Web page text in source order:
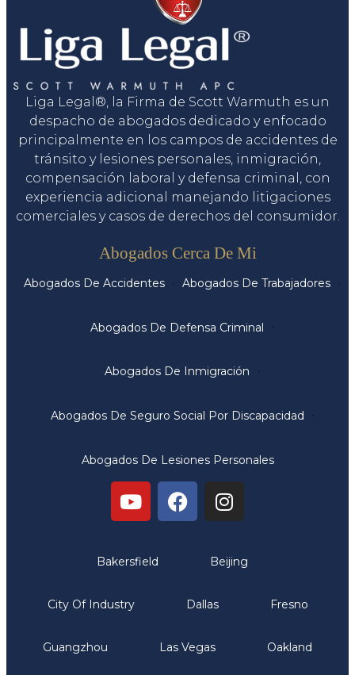
Liga Legal®, la Firma de Scott Warmuth es un
despacho de abogados dedicado y enfocado
principalmente en los campos de accidentes de
tránsito y lesiones personales, inmigración,
compensación laboral y defensa criminal, con
experiencia adicional manejando litigaciones
comerciales y casos de derechos del consumidor.
Abogados Cerca De Mi
Abogados De Accidentes Abogados De Trabajadores
Abogados De Defensa Criminal
Abogados De Inmigración
Abogados De Seguro Social Por Discapacidad
Abogados De Lesiones Personales
Bakersfield Beijing
City Of Industry Dallas Fresno
Guangzhou Las Vegas Oakland